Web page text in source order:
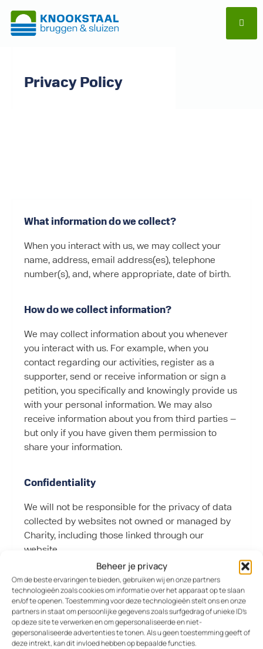
Beheer je privacy
Om de beste ervaringen te bieden, gebruiken wij en onze partners
technologieën zoals cookies om informatie over het apparaat op te slaan
en/of te openen. Toestemming voor deze technologieën stelt ons en onze
partners in staat om persoonlijke gegevens zoals surfgedrag of unieke ID's
op deze site te verwerken en om gepersonaliseerde en niet-
gepersonaliseerde advertenties te tonen. Als u geen toestemming geeft of
deze intrekt, kan dit invloed hebben op bepaalde functies.
Privacy Policy
What information do we collect?
When you interact with us, we may collect your
name, address, email address(es), telephone
number(s), and, where appropriate, date of birth.
How do we collect information?
We may collect information about you whenever
you interact with us. For example, when you
contact regarding our activities, register as a
supporter, send or receive information or sign a
petition, you specifically and knowingly provide us
with your personal information. We may also
receive information about you from third parties –
but only if you have given them permission to
share your information.
Confidentiality
We will not be responsible for the privacy of data
collected by websites not owned or managed by
Charity, including those linked through our
website.
Making a complaint
If you are not satisfied with the response, please
contact us at mail@knookstaal.nl with the details
explaining your concerns. We will review your